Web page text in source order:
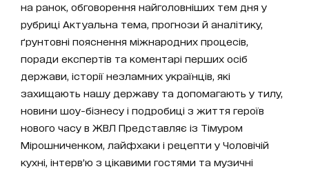
на ранок, обговорення найголовніших тем дня у
рубриці Актуальна тема, прогнози й аналітику,
ґрунтовні пояснення міжнародних процесів,
поради експертів та коментарі перших осіб
держави, історії незламних українців, які
захищають нашу державу та допомагають у тилу,
новини шоу-бізнесу і подробиці з життя героїв
нового часу в ЖВЛ Представляє із Тімуром
Мірошниченком, лайфхаки і рецепти у Чоловічій
кухні, інтерв’ю з цікавими гостями та музичні